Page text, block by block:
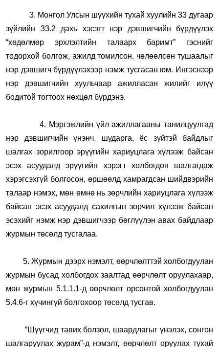
3. Монгол Улсын шүүхийн тухай хуулийн 33 дугаар
зүйлийн 33.2 дахь хэсэгт нэр дэвшигчийн бүрдүүлэх
“хөдөлмөр эрхлэлтийн талаарх баримт” гэснийг
тодорхой болгож, ажилд томилсон, чөлөөлсөн тушаалыг
нэр дэвшигч бүрдүүлэхээр нэмж тусгасан юм. Ингэснээр
нэр дэвшигчийн хуульчаар ажилласан жилийг илүү
бодитой тогтоох нөхцөл бүрдэнэ.
4. Мэргэжлийн үйл ажиллагааны танилцуулгад
нэр дэвшигчийн үнэнч, шударга, ёс зүйтэй байдлыг
шалгах зорилгоор эрүүгийн хариуцлага хүлээж байсан
эсэх асуудалд эрүүгийн хэрэгт холбогдон шалгагдаж
хэрэгсэхгүй болгосон, өршөөлд хамрагдсан шийдвэрийн
талаар нэмэх, мөн өмнө нь зөрчлийн хариуцлага хүлээж
байсан эсэх асуудалд сахилгын зөрчил хүлээж байсан
эсэхийг нэмж нэр дэвшигчээр бөглүүлэн авах байдлаар
журмын төсөлд тусгалаа.
5. Журмын дээрх нэмэлт, өөрчлөлттэй холбогдуулан
журмын бусад холбогдох заалтад өөрчлөлт оруулахаар,
мөн журмын 5.1.1.1-д өөрчлөлт орсонтой холбогдуулан
5.4.6-г хүчингүй болгохоор төсөлд тусгав.
“Шүүгчид тавих болзол, шаардлагыг үнэлэх, сонгон
шалгаруулах журам”-д нэмэлт, өөрчлөлт оруулах тухай